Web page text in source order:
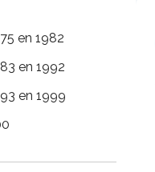
en 1982
en 1992
en 1999